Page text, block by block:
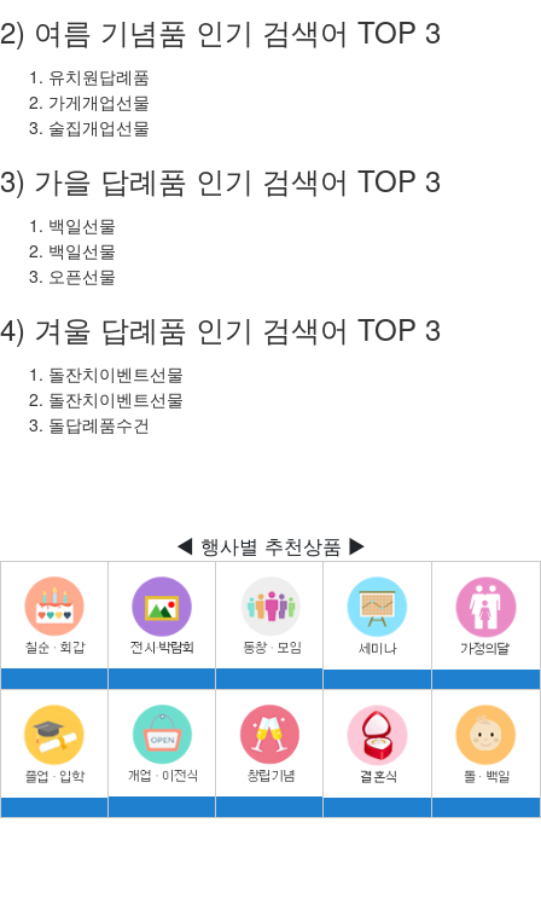
2) 여름 기념품 인기 검색어 TOP 3
유치원답례품
가게개업선물
술집개업선물
3) 가을 답례품 인기 검색어 TOP 3
백일선물
백일선물
오픈선물
4) 겨울 답례품 인기 검색어 TOP 3
돌잔치이벤트선물
돌잔치이벤트선물
돌답례품수건
◀ 행사별 추천상품 ▶